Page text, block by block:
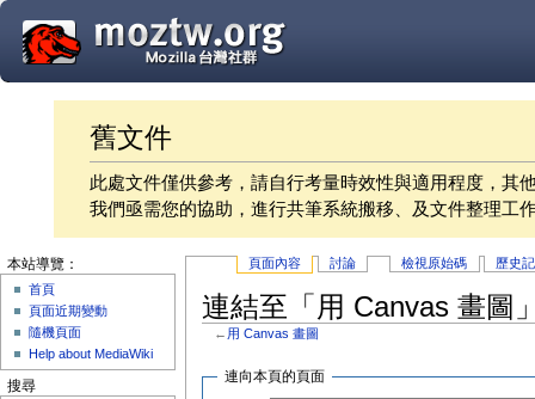
舊文件
此處文件僅供參考，請自行考量時效性與適用程度，其
我們亟需您的協助，進行共筆系統搬移、及文件整理工
頁面內容 討論 檢視原始碼 歷史
連結至「用 Canvas 畫圖
← 用 Canvas 畫圖
連向本頁的頁面
本站導覽：
首頁
頁面近期變動
隨機頁面
Help about MediaWiki
搜尋